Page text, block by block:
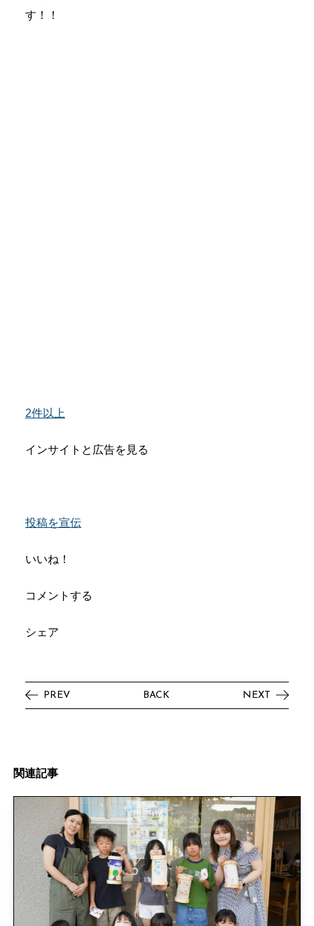
す！！
2件以上
インサイトと広告を見る
投稿を宣伝
いいね！
コメントする
シェア
PREV BACK NEXT
関連記事